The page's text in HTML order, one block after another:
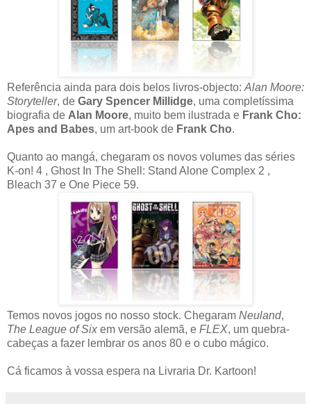
Referência ainda para dois belos livros-objecto: Alan Moore:
Storyteller, de Gary Spencer Millidge, uma completíssima
biografia de Alan Moore, muito bem ilustrada e Frank Cho:
Apes and Babes, um art-book de Frank Cho.
Quanto ao mangá, chegaram os novos volumes das séries
K-on! 4 , Ghost In The Shell: Stand Alone Complex 2 ,
Bleach 37 e One Piece 59.
Temos novos jogos no nosso stock. Chegaram Neuland,
The League of Six em versão alemã, e FLEX, um quebra-
cabeças a fazer lembrar os anos 80 e o cubo mágico.
Cá ficamos à vossa espera na Livraria Dr. Kartoon!